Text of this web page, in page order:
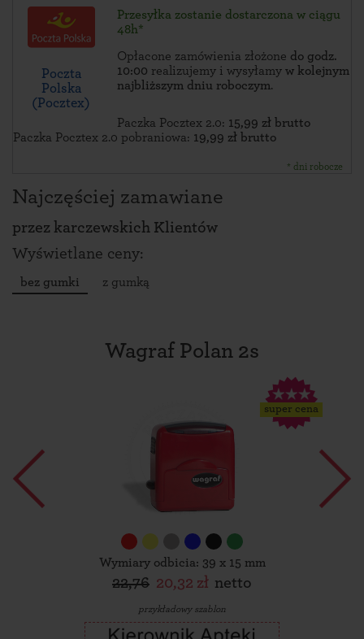
Poczta
Polska
(Pocztex)
Przesyłka zostanie dostarczona w ciągu
48h*
Opłacone zamówienia złożone do godz.
10:00 realizujemy i wysyłamy w kolejnym
najbliższym dniu roboczym.
Paczka Pocztex 2.0: 15,99 zł brutto
Paczka Pocztex 2.0 pobraniowa: 19,99 zł brutto
* dni robocze
Najczęściej zamawiane
przez karczewskich Klientów
Wyświetlane ceny:
bez gumki z gumką
Wagraf Polan 2s
super cena
Wymiary odbicia: 39 x 15 mm
22,76 20,32 zł netto
przykładowy szablon